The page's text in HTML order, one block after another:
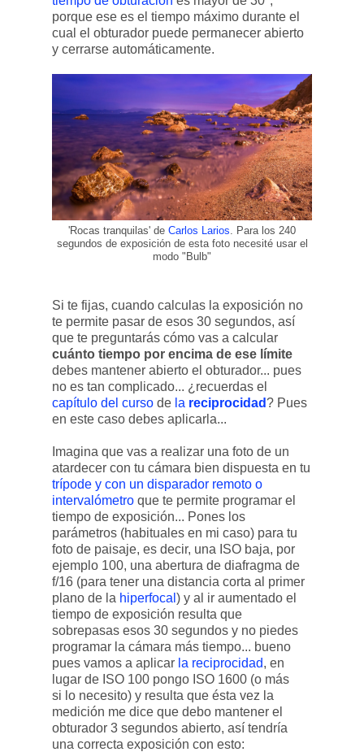
porque ese es el tiempo máximo durante el
cual el obturador puede permanecer abierto
y cerrarse automáticamente.
'Rocas tranquilas' de Carlos Larios . Para los 240
segundos de exposición de esta foto necesité usar el
modo "Bulb"
Si te fijas, cuando calculas la exposición no
te permite pasar de esos 30 segundos, así
que te preguntarás cómo vas a calcular
cuánto tiempo por encima de ese límite
debes mantener abierto el obturador... pues
no es tan complicado... ¿recuerdas el
capítulo del curso de la reciprocidad? Pues
en este caso debes aplicarla...
Imagina que vas a realizar una foto de un
atardecer con tu cámara bien dispuesta en tu
trípode y con un disparador remoto o
intervalómetro que te permite programar el
tiempo de exposición... Pones los
parámetros (habituales en mi caso) para tu
foto de paisaje, es decir, una ISO baja, por
ejemplo 100, una abertura de diafragma de
f/16 (para tener una distancia corta al primer
plano de la hiperfocal ) y al ir aumentado el
tiempo de exposición resulta que
sobrepasas esos 30 segundos y no piedes
programar la cámara más tiempo... bueno
pues vamos a aplicar la reciprocidad, en
lugar de ISO 100 pongo ISO 1600 (o más
si lo necesito) y resulta que ésta vez la
medición me dice que debo mantener el
obturador 3 segundos abierto, así tendría
una correcta exposición con esto: